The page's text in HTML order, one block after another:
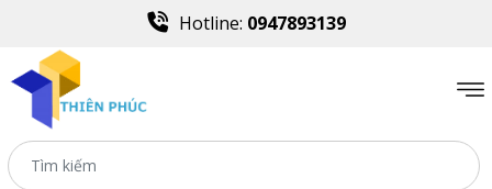
Hotline: 0947893139